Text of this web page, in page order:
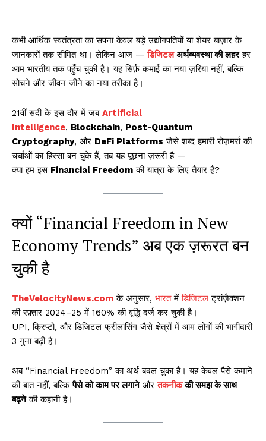
कभी आर्थिक स्वतंत्रता का सपना केवल बड़े उद्योगपतियों या शेयर बाज़ार के
जानकारों तक सीमित था। लेकिन आज —डिजिटलअर्थव्यवस्था की लहरहर
आम भारतीय तक पहुँच चुकी है। यह सिर्फ़ कमाई का नया ज़रिया नहीं, बल्कि
सोचने और जीवन जीने का नया तरीका है।
21वीं सदी के इस दौर में जब Artificial
Intelligence, Blockchain, Post-Quantum
Cryptography, और DeFi Platforms जैसे शब्द हमारी रोज़मर्रा की
चर्चाओं का हिस्सा बन चुके हैं, तब यह पूछना ज़रूरी है —
क्या हम इस Financial Freedom की यात्रा के लिए तैयार हैं?
क्यों “Financial Freedom in New
Economy Trends” अब एक ज़रूरत बन
चुकी है
TheVelocityNews.com के अनुसार, भारतमेंडिजिटल ट्रांज़ैक्शन
की रफ़्तार 2024–25 में 160% की वृद्धि दर्ज कर चुकी है।
UPI, क्रिप्टो, और डिजिटल फ्रीलांसिंग जैसे क्षेत्रों में आम लोगों की भागीदारी
3 गुना बढ़ी है।
अब “Financial Freedom” का अर्थ बदल चुका है। यह केवल पैसे कमाने
की बात नहीं, बल्किपैसे को काम पर लगानेऔरतकनीककी समझ के साथ
बढ़नेकी कहानी है।